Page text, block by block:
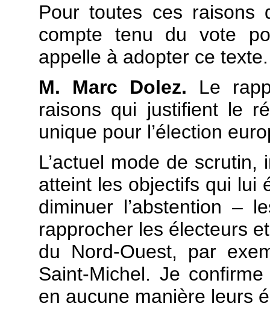
Pour toutes ces raisons
compte tenu du vote
appelle à adopter ce texte.
M. Marc Dolez. Le
raisons qui justifient le
unique pour l’élection
L’actuel mode de
atteint les objectifs qui lui
diminuer l’abstention –
rapprocher les électeurs
du Nord-Ouest, par
Saint-Michel. Je
en aucune manière leurs